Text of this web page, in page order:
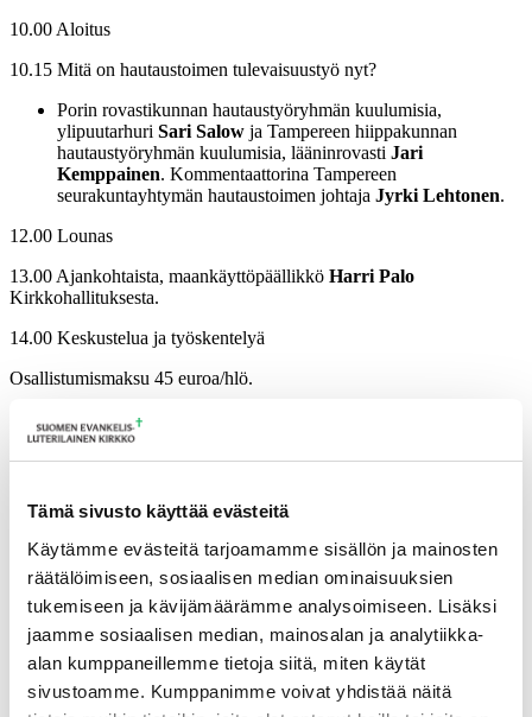
Tämä sivusto käyttää evästeitä
Käytämme evästeitä tarjoamamme sisällön ja mainosten
räätälöimiseen, sosiaalisen median ominaisuuksien
tukemiseen ja kävijämäärämme analysoimiseen. Lisäksi
jaamme sosiaalisen median, mainosalan ja analytiikka-
alan kumppaneillemme tietoja siitä, miten käytät
sivustoamme. Kumppanimme voivat yhdistää näitä
10.00 Aloitus
10.15 Mitä on hautaustoimen tulevaisuustyö nyt?
Porin rovastikunnan hautaustyöryhmän kuulumisia,
ylipuutarhuri Sari Salow ja Tampereen hiippakunnan
hautaustyöryhmän kuulumisia, lääninrovasti Jari
Kemppainen. Kommentaattorina Tampereen
seurakuntayhtymän hautaustoimen johtaja Jyrki Lehtonen.
12.00 Lounas
13.00 Ajankohtaista, maankäyttöpäällikkö Harri Palo
Kirkkohallituksesta.
14.00 Keskustelua ja työskentelyä
Osallistumismaksu 45 euroa/hlö.
Ilmoittautumisten peruutusehdot | Tampereen hiippakunta
tuulia.matilainen@evl.fi
Tulevia tapahtumia
Tuomiokapitulin istunto
19.08.2026
Ikkunoita kristilliseen spiritualiteettiin: Matkakumppanuuden päivä
runojen, taiteen ja luonnon äärellä 25.08.2026